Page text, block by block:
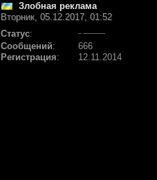
Злобная реклама
Вторник, 05.12.2017, 01:52
Статус:
Сообщений:
666
Регистрация: 12.11.2014